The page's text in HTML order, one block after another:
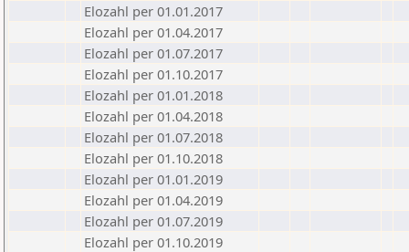
Elozahl per 01.01.2017
Elozahl per 01.04.2017
Elozahl per 01.07.2017
Elozahl per 01.10.2017
Elozahl per 01.01.2018
Elozahl per 01.04.2018
Elozahl per 01.07.2018
Elozahl per 01.10.2018
Elozahl per 01.01.2019
Elozahl per 01.04.2019
Elozahl per 01.07.2019
Elozahl per 01.10.2019